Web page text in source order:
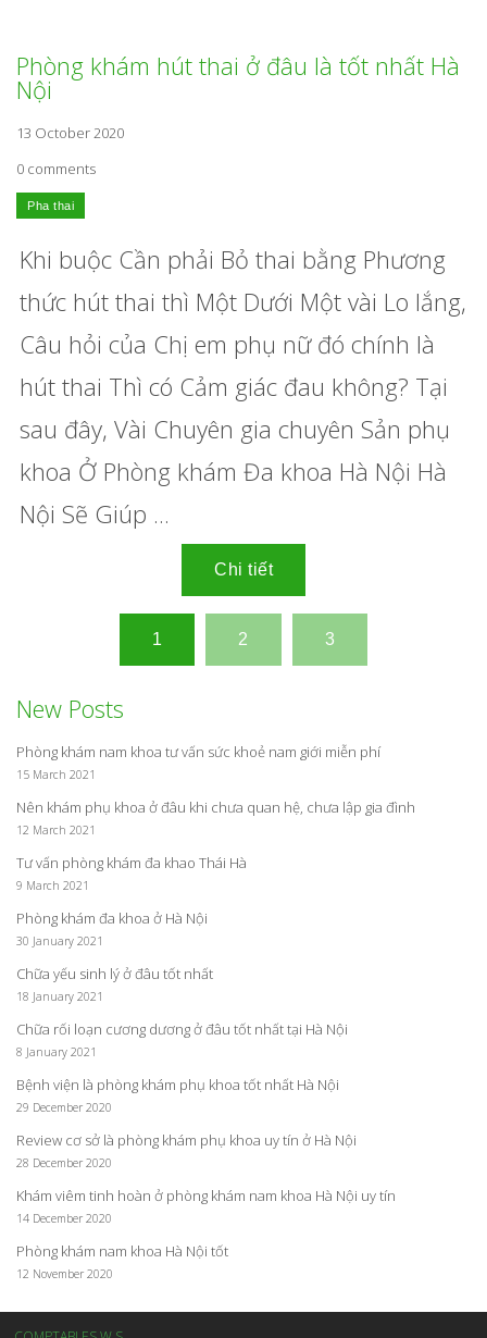
Phòng khám hút thai ở đâu là tốt nhất Hà
Nội
13 October 2020
0 comments
Khi buộc Cần phải Bỏ thai bằng Phương
thức hút thai thì Một Dưới Một vài Lo lắng,
Câu hỏi của Chị em phụ nữ đó chính là
hút thai Thì có Cảm giác đau không? Tại
sau đây, Vài Chuyên gia chuyên Sản phụ
khoa Ở Phòng khám Đa khoa Hà Nội Hà
Nội Sẽ Giúp ...
New Posts
Phòng khám nam khoa tư vấn sức khoẻ nam giới miễn phí
15 March 2021
Nên khám phụ khoa ở đâu khi chưa quan hệ, chưa lập gia đình
12 March 2021
Tư vấn phòng khám đa khao Thái Hà
9 March 2021
Phòng khám đa khoa ở Hà Nội
30 January 2021
Chữa yếu sinh lý ở đâu tốt nhất
18 January 2021
Chữa rối loạn cương dương ở đâu tốt nhất tại Hà Nội
8 January 2021
Bệnh viện là phòng khám phụ khoa tốt nhất Hà Nội
29 December 2020
Review cơ sở là phòng khám phụ khoa uy tín ở Hà Nội
28 December 2020
Khám viêm tinh hoàn ở phòng khám nam khoa Hà Nội uy tín
14 December 2020
Phòng khám nam khoa Hà Nội tốt
12 November 2020